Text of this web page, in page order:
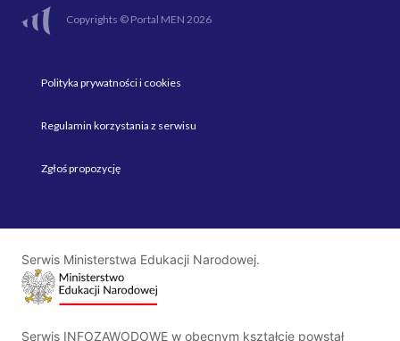
Copyrights © Portal MEN 2026
Polityka prywatności i cookies
Regulamin korzystania z serwisu
Zgłoś propozycję
Serwis Ministerstwa Edukacji Narodowej.
Serwis INFOZAWODOWE w obecnym kształcie powstał